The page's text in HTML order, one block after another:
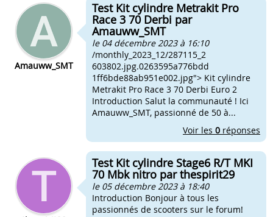
Amauww_SMT
Test Kit cylindre Metrakit Pro
Race 3 70 Derbi par
Amauww_SMT
le 04 décembre 2023 à 16:10
/monthly_2023_12/287115_2
603802.jpg.0263595a776bdd
1ff6bde88ab951e002.jpg"> Kit cylindre
Metrakit Pro Race 3 70 Derbi Euro 2
Introduction Salut la communauté ! Ici
Amauww_SMT, passionné de 50 à...
Voir les 0 réponses
Test Kit cylindre Stage6 R/T MKI
70 Mbk nitro par thespirit29
le 05 décembre 2023 à 18:40
Introduction Bonjour à tous les
passionnés de scooters sur le forum!